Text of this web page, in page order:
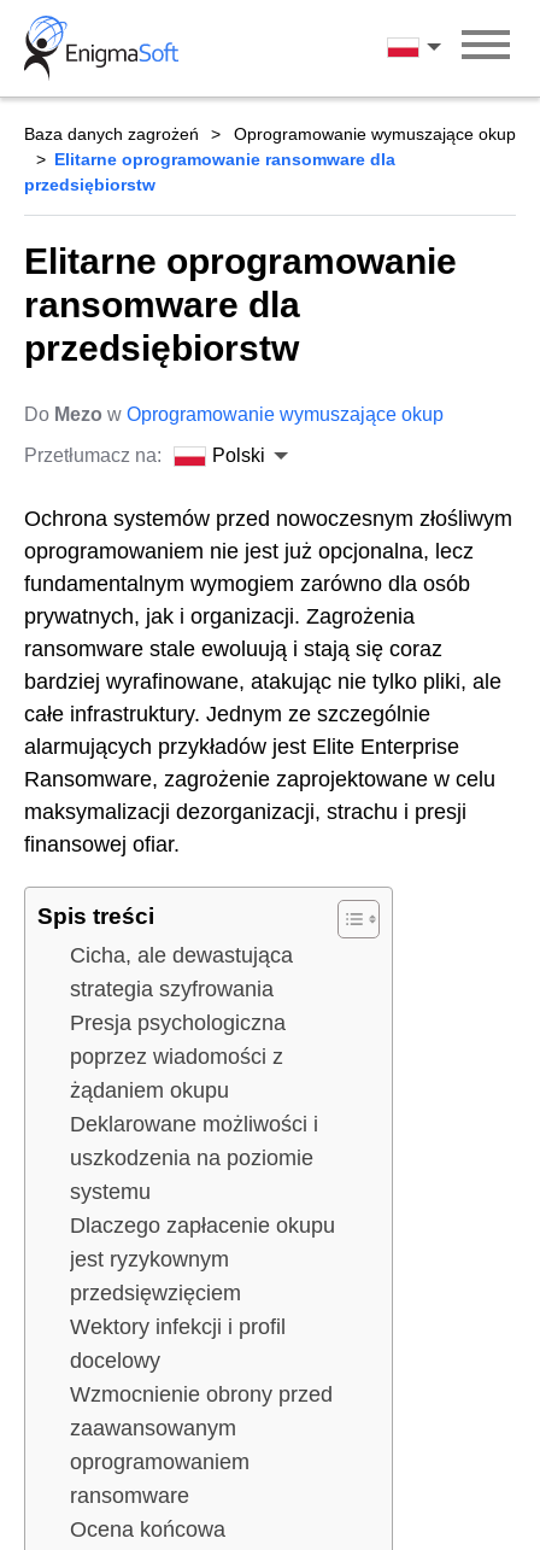
Skip
content
Polski
Baza danych zagrożeń
Oprogramowanie wymuszające okup
Elitarne oprogramowanie ransomware dla
przedsiębiorstw
Elitarne oprogramowanie
ransomware dla
przedsiębiorstw
Do Mezo w Oprogramowanie wymuszające okup
Przetłumacz na:
Polski
Ochrona systemów przed nowoczesnym złośliwym
oprogramowaniem nie jest już opcjonalna, lecz
fundamentalnym wymogiem zarówno dla osób
prywatnych, jak i organizacji. Zagrożenia
ransomware stale ewoluują i stają się coraz
bardziej wyrafinowane, atakując nie tylko pliki, ale
całe infrastruktury. Jednym ze szczególnie
alarmujących przykładów jest Elite Enterprise
Ransomware, zagrożenie zaprojektowane w celu
maksymalizacji dezorganizacji, strachu i presji
finansowej ofiar.
Spis treści
Cicha, ale dewastująca
strategia szyfrowania
Presja psychologiczna
poprzez wiadomości z
żądaniem okupu
Deklarowane możliwości i
uszkodzenia na poziomie
systemu
Dlaczego zapłacenie okupu
jest ryzykownym
przedsięwzięciem
Wektory infekcji i profil
docelowy
Wzmocnienie obrony przed
zaawansowanym
oprogramowaniem
ransomware
Ocena końcowa